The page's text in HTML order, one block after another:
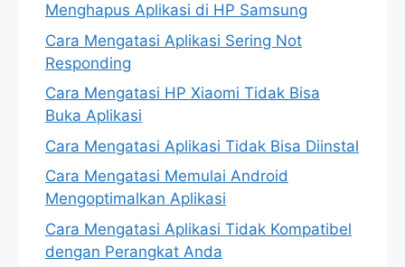
Menghapus Aplikasi di HP Samsung
Cara Mengatasi Aplikasi Sering Not
Responding
Cara Mengatasi HP Xiaomi Tidak Bisa
Buka Aplikasi
Cara Mengatasi Aplikasi Tidak Bisa Diinstal
Cara Mengatasi Memulai Android
Mengoptimalkan Aplikasi
Cara Mengatasi Aplikasi Tidak Kompatibel
dengan Perangkat Anda